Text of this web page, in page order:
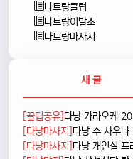
나트랑클럽
나트랑이발소
나트랑마사지
새 글
[꿀팁공유]다낭 가라오케
[다낭마사지]다낭 수 사우나
[다낭마사지]다낭 개인실 프